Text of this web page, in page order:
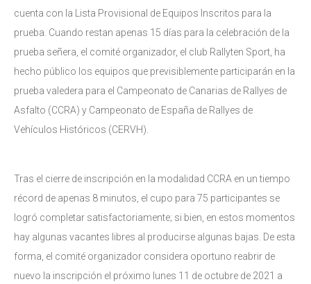
cuenta con la Lista Provisional de Equipos Inscritos para la
prueba. Cuando restan apenas 15 días para la celebración de la
prueba señera, el comité organizador, el club Rallyten Sport, ha
hecho público los equipos que previsiblemente participarán en la
prueba valedera para el Campeonato de Canarias de Rallyes de
Asfalto (CCRA) y Campeonato de España de Rallyes de
Vehículos Históricos (CERVH).
Tras el cierre de inscripción en la modalidad CCRA en un tiempo
récord de apenas 8 minutos, el cupo para 75 participantes se
logró completar satisfactoriamente; si bien, en estos momentos
hay algunas vacantes libres al producirse algunas bajas. De esta
forma, el comité organizador considera oportuno reabrir de
nuevo la inscripción el próximo lunes 11 de octubre de 2021 a